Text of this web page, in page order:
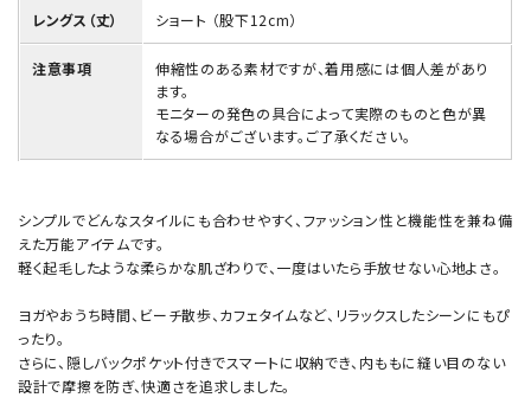
レングス（丈） ショート （股下12cm）
注意事項
伸縮性のある素材ですが、着用感には個人差があり
ます。
モニターの発色の具合によって実際のものと色が異
なる場合がございます。ご了承ください。
シンプルでどんなスタイルにも合わせやすく、ファッション性と機能性を兼ね備
えた万能アイテムです。
軽く起毛したような柔らかな肌ざわりで、一度はいたら手放せない心地よさ。
ヨガやおうち時間、ビーチ散歩、カフェタイムなど、リラックスしたシーンにもぴ
ったり。
さらに、隠しバックポケット付きでスマートに収納でき、内ももに縫い目のない
設計で摩擦を防ぎ、快適さを追求しました。